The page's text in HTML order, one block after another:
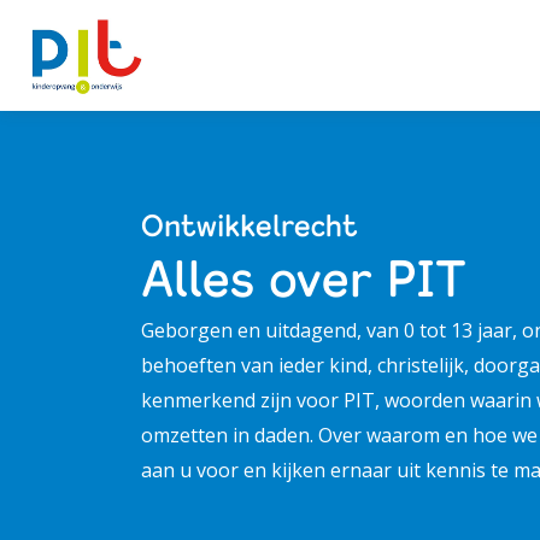
Alles over PIT
Kindcentra
Ontwikkelrecht
Alles over PIT
Geborgen en uitdagend, van 0 tot 13 jaar,
behoeften van ieder kind, christelijk,
kenmerkend zijn voor PIT, woorden waarin
omzetten in daden. Over waarom en hoe
aan u voor en kijken ernaar uit kennis te